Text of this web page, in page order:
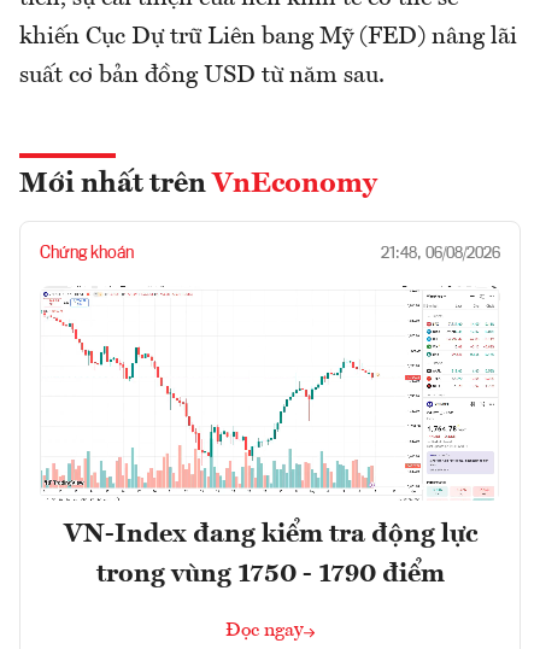
khiến Cục Dự trữ Liên bang Mỹ (FED) nâng lãi
suất cơ bản đồng USD từ năm sau.
Mới nhất trên VnEconomy
Chứng khoán 21:48, 06/08/2026
VN-Index đang kiểm tra động lực
trong vùng 1750 - 1790 điểm
Đọc ngay